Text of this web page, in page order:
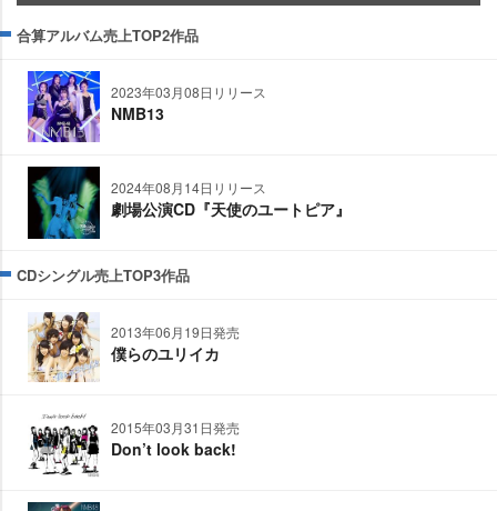
合算アルバム売上TOP2作品
2023年03月08日リリース
NMB13
2024年08月14日リリース
劇場公演CD『天使のユートピア』
CDシングル売上TOP3作品
2013年06月19日発売
僕らのユリイカ
2015年03月31日発売
Don’t look back!